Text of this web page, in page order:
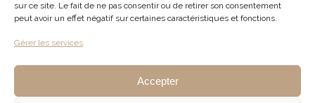
sur ce site. Le fait de ne pas consentir ou de retirer son consentement
peut avoir un effet négatif sur certaines caractéristiques et fonctions.
Gérer les services
Accepter
RECHERCHE